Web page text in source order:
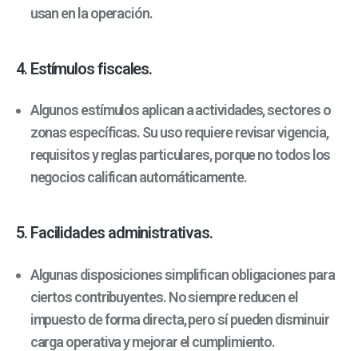
usan en la operación.
4. Estímulos fiscales.
Algunos estímulos aplican a actividades, sectores o
zonas específicas. Su uso requiere revisar vigencia,
requisitos y reglas particulares, porque no todos los
negocios califican automáticamente.
5. Facilidades administrativas.
Algunas disposiciones simplifican obligaciones para
ciertos contribuyentes. No siempre reducen el
impuesto de forma directa, pero sí pueden disminuir
carga operativa y mejorar el cumplimiento.